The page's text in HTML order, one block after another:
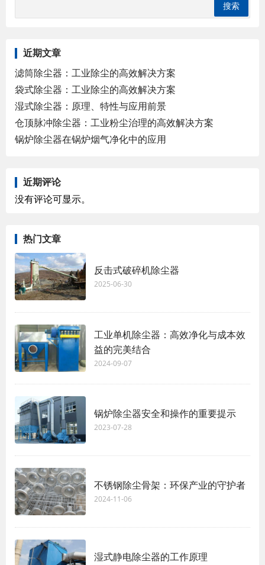
近期文章
滤筒除尘器：工业除尘的高效解决方案
袋式除尘器：工业除尘的高效解决方案
湿式除尘器：原理、特性与应用前景
仓顶脉冲除尘器：工业粉尘治理的高效解决方案
锅炉除尘器在锅炉烟气净化中的应用
近期评论
没有评论可显示。
热门文章
反击式破碎机除尘器
2025-06-30
工业单机除尘器：高效净化与成本效
益的完美结合
2024-09-07
锅炉除尘器安全和操作的重要提示
2023-07-28
不锈钢除尘骨架：环保产业的守护者
2024-11-06
湿式静电除尘器的工作原理